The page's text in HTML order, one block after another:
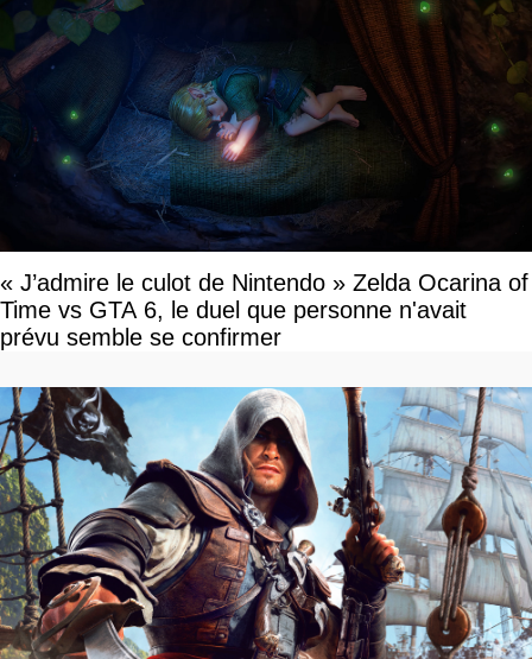
« J’admire le culot de Nintendo » Zelda Ocarina of
Time vs GTA 6, le duel que personne n'avait
prévu semble se confirmer